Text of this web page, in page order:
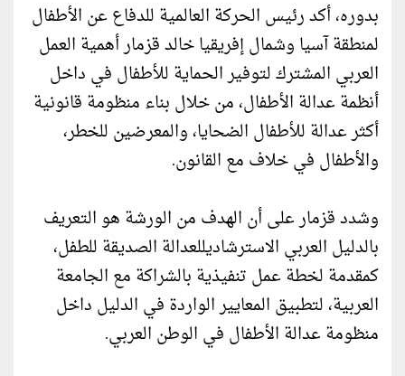
بدوره، أكد رئيس الحركة العالمية للدفاع عن الأطفال
لمنطقة آسيا وشمال إفريقيا خالد قزمار أهمية العمل
العربي المشترك لتوفير الحماية للأطفال في داخل
أنظمة عدالة الأطفال، من خلال بناء منظومة قانونية
أكثر عدالة للأطفال الضحايا، والمعرضين للخطر،
والأطفال في خلاف مع القانون.
وشدد قزمار على أن الهدف من الورشة هو التعريف
بالدليل العربي الاسترشاديللعدالة الصديقة للطفل،
كمقدمة لخطة عمل تنفيذية بالشراكة مع الجامعة
العربية، لتطبيق المعايير الواردة في الدليل داخل
منظومة عدالة الأطفال في الوطن العربي.